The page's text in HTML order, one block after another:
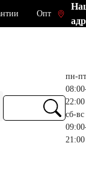
Опт
пн-пт
22:00
сб-вс
21:00